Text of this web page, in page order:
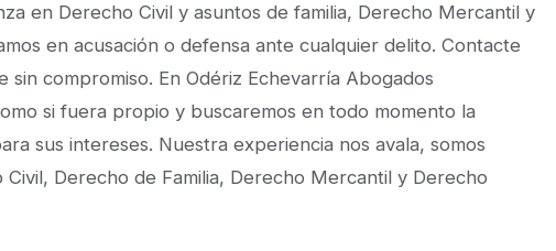
en Derecho Civil y asuntos de familia, Derecho Mercantil y
en acusación o defensa ante cualquier delito. Contacte
sin compromiso. En Odériz Echevarría Abogados
si fuera propio y buscaremos en todo momento la
sus intereses. Nuestra experiencia nos avala, somos
Civil, Derecho de Familia, Derecho Mercantil y Derecho